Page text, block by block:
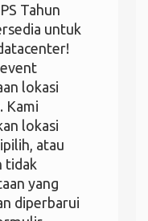
Tahun
untuk
lokasi
Kami
lokasi
atau
tidak
yang
diperbarui